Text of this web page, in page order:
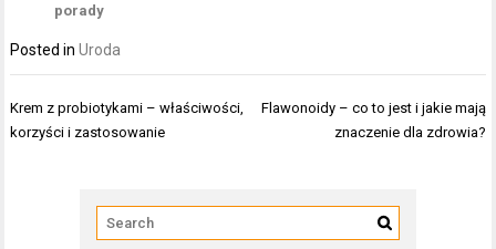
porady
Posted inUroda
Nawigacja
wpisu
Krem z probiotykami – właściwości,
korzyści i zastosowanie
Flawonoidy – co to jest i jakie mają
znaczenie dla zdrowia?